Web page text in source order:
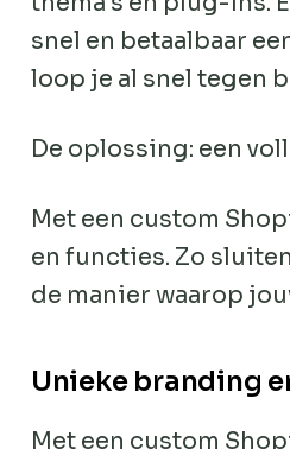
snel en betaalbaar
loop je al snel tegen
De oplossing: een
Met een custom
en functies. Zo
de manier waarop
Unieke branding
Met een custom